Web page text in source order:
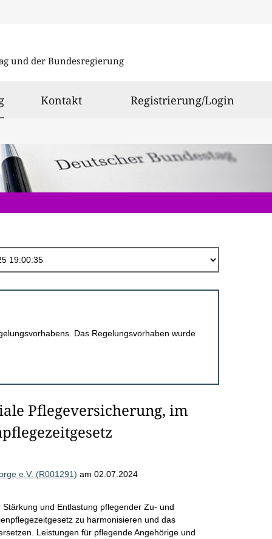
und der Bundesregierung
ausgewählt
Kontakt Registrierung/Login
Das Regelungsvorhaben wurde
Pflegeversicherung, im
e.V. (R001291) am 02.07.2024
und Entlastung pflegender Zu- und
zu harmonisieren und das
Leistungen für pflegende Angehörige und